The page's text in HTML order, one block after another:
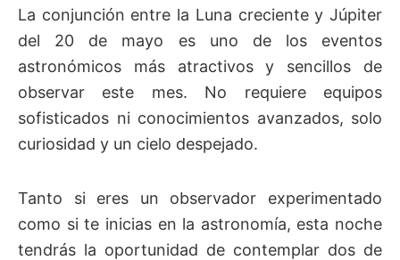
La conjunción entre la Luna creciente y Júpiter
del 20 de mayo es uno de los eventos
astronómicos más atractivos y sencillos de
observar este mes. No requiere equipos
sofisticados ni conocimientos avanzados, solo
curiosidad y un cielo despejado.
Tanto si eres un observador experimentado
como si te inicias en la astronomía, esta noche
tendrás la oportunidad de contemplar dos de